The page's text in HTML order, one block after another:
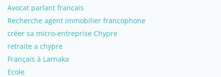
Avocat parlant francais
Recherche agent immobilier francophone
créer sa micro-entreprise Chypre
retraite a chypre
Français à Larnaka
Ecole